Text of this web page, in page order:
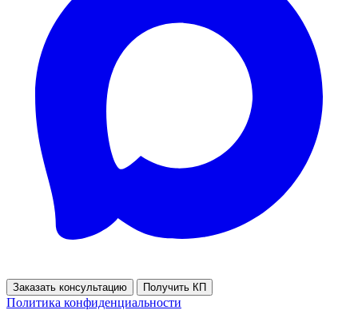
Заказать консультацию Получить КП
Политика конфиденциальности